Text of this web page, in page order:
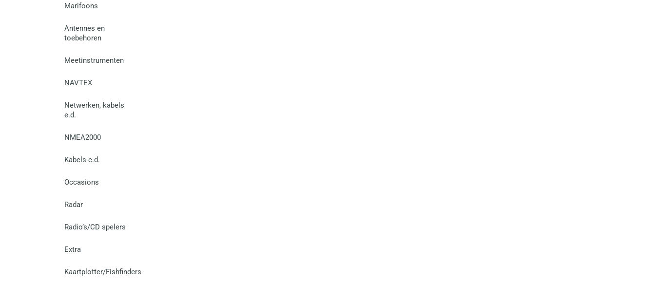
Marifoons
Antennes en
toebehoren
Meetinstrumenten
NAVTEX
Netwerken, kabels
e.d.
NMEA2000
Kabels e.d.
Occasions
Radar
Radio’s/CD spelers
Extra
Kaartplotter/Fishfinders